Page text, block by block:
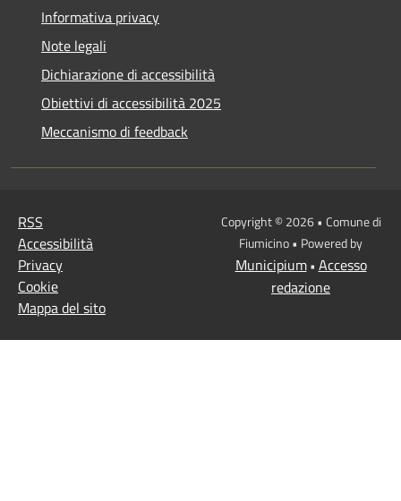
Informativa privacy
Note legali
Dichiarazione di accessibilità
Obiettivi di accessibilità 2025
Meccanismo di feedback
RSS
Accessibilità
Privacy
Cookie
Mappa del sito
Copyright © 2026 • Comune di
Fiumicino • Powered by
Municipium• Accesso
redazione